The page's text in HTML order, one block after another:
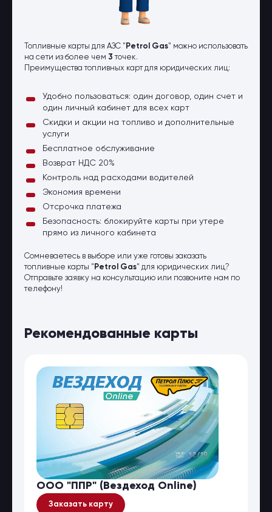
Топливные карты для АЗС " Petrol Gas" можно использовать
на сети из более чем 3 точек.
Преимущества топливных карт для юридических лиц:
Удобно пользоваться: один договор, один счет и
один личный кабинет для всех карт
Скидки и акции на топливо и дополнительные
услуги
Бесплатное обслуживание
Возврат НДС 20%
Контроль над расходами водителей
Экономия времени
Отсрочка платежа
Безопасность: блокируйте карты при утере
прямо из личного кабинета
Сомневаетесь в выборе или уже готовы заказать
топливные карты " Petrol Gas" для юридических лиц?
Отправьте заявку на консультацию или позвоните нам по
телефону!
Рекомендованные карты
ООО "ППР" (Вездеход Online)
Заказать карту